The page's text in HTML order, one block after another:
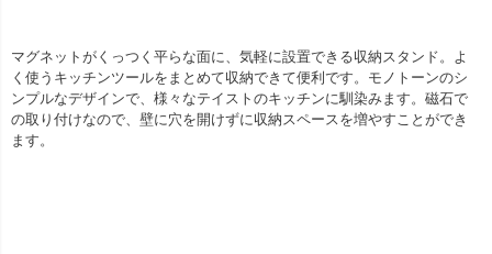
マグネットがくっつく平らな面に、気軽に設置できる収納スタンド。よ
く使うキッチンツールをまとめて収納できて便利です。モノトーンのシ
ンプルなデザインで、様々なテイストのキッチンに馴染みます。磁石で
の取り付けなので、壁に穴を開けずに収納スペースを増やすことができ
ます。